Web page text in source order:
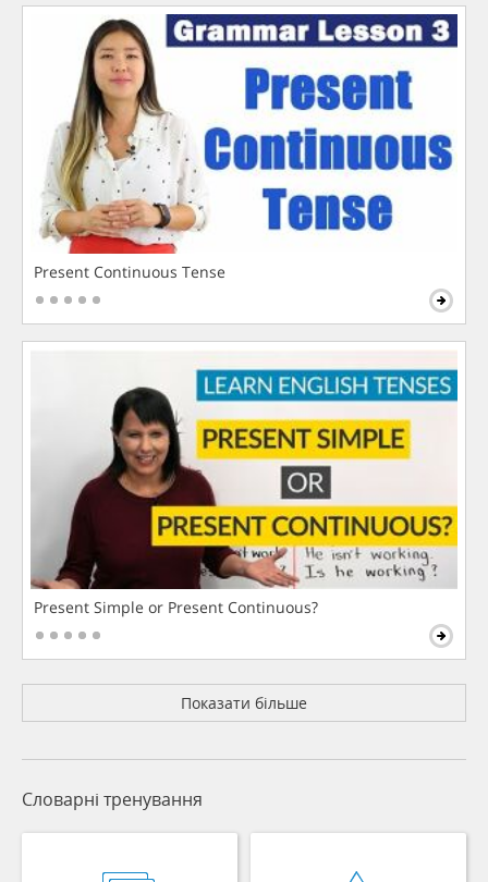
Present Continuous Tense
Present Simple or Present Continuous?
Показати більше
Словарні тренування